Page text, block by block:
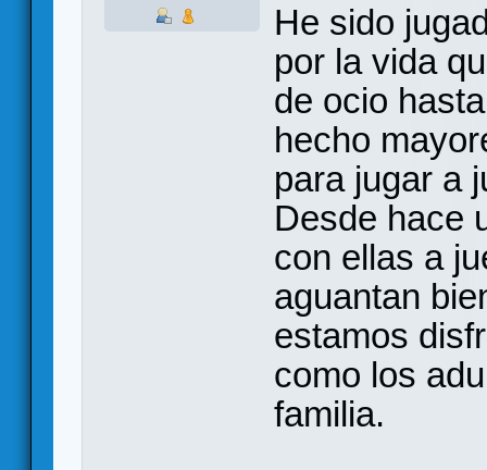
He sido
por la vida
de ocio
hecho
para jugar a
Desde hace
con ellas a
aguantan
estamos
como los
familia.